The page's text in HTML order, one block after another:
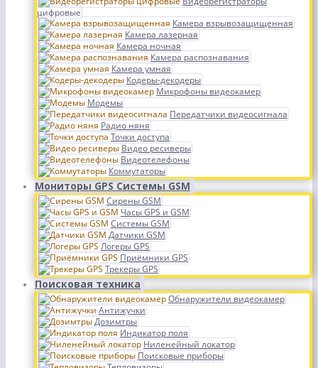
цифровые
Камера взрывозащищенная
Камера лазерная
Камера ночная
Камера распознавания
Камера умная
Кодеры-декодеры
Микрофоны видеокамер
Модемы
Передатчики видеосигнала
Радио няня
Точки доступа
Видео ресиверы
Видеотелефоны
Коммутаторы
Мониторы GPS Системы GSM
Сирены GSM
Часы GPS и GSM
Системы GSM
Датчики GSM
Логеры GPS
Приёмники GPS
Трекеры GPS
Поисковая техника
Обнаружители видеокамер
Антижучки
Дозимтры
Индикатор поля
Ниленейный локатор
Поисковые приборы